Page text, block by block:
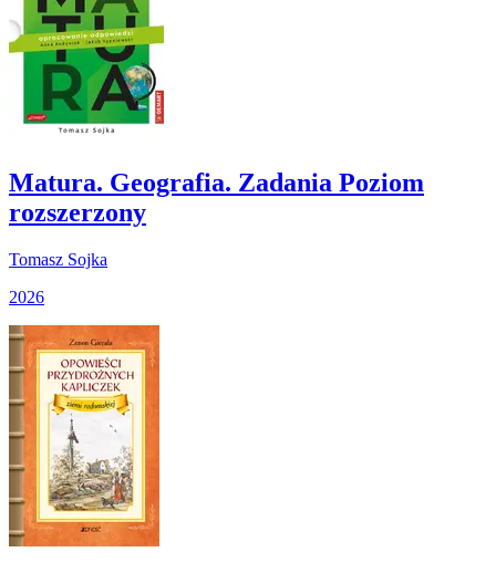
Matura. Geografia. Zadania Poziom
rozszerzony
Tomasz Sojka
2026